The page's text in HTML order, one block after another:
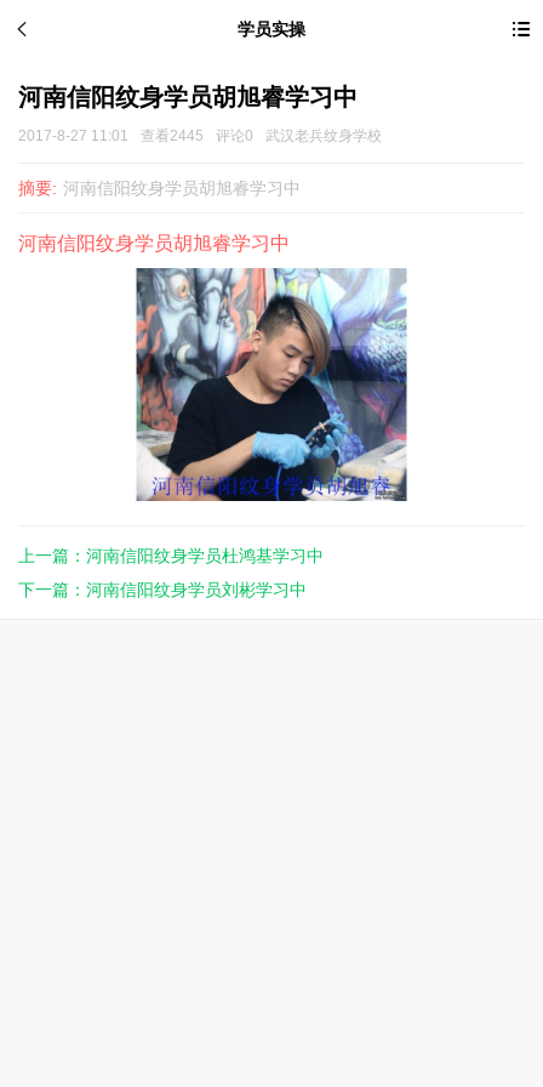
学员实操
河南信阳纹身学员胡旭睿学习中
2017-8-27 11:01 查看2445 评论0 武汉老兵纹身学校
摘要: 河南信阳纹身学员胡旭睿学习中
河南信阳纹身学员胡旭睿学习中
上一篇：河南信阳纹身学员杜鸿基学习中
下一篇：河南信阳纹身学员刘彬学习中